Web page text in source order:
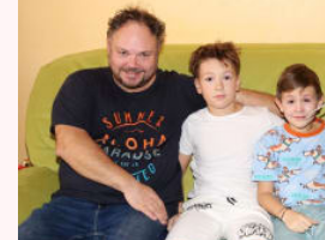
Seriály
Horoskopy
Sledujte prima+
Filmový festival Karlovy